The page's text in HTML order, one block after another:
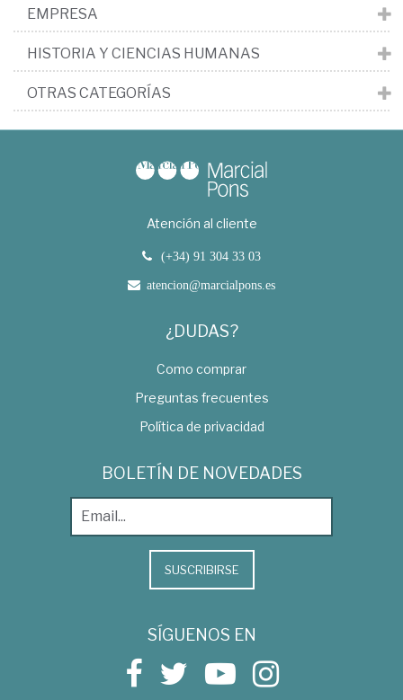
EMPRESA
HISTORIA Y CIENCIAS HUMANAS
OTRAS CATEGORÍAS
Atención al cliente
(+34) 91 304 33 03
atencion@marcialpons.es
¿DUDAS?
Como comprar
Preguntas frecuentes
Política de privacidad
BOLETÍN DE NOVEDADES
SUSCRIBIRSE
SÍGUENOS EN